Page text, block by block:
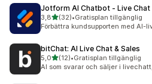
Jotform AI Chatbot ‑ Live Chat
3,8av 5 stjärnor
(32)
32 recensioner totalt
•Gratisplan tillgänglig
Förbättra kundsupporten med AI-
bitChat: AI Live Chat & Sales
5,0av 5 stjärnor
(12)
12 recensioner totalt
•Gratisplan tillgänglig
AI som svarar och säljer i